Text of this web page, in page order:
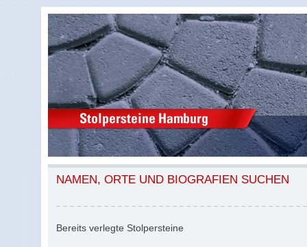
NAMEN, ORTE UND BIOGRAFIEN SUCHEN
Bereits verlegte Stolpersteine